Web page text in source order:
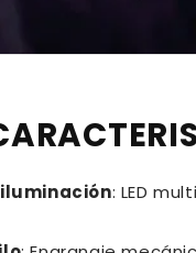
: LED